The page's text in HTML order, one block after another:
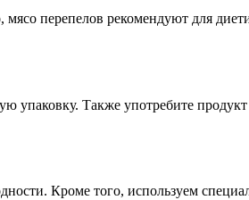
перепелов рекомендуют для
Также употребите
Кроме того, используем